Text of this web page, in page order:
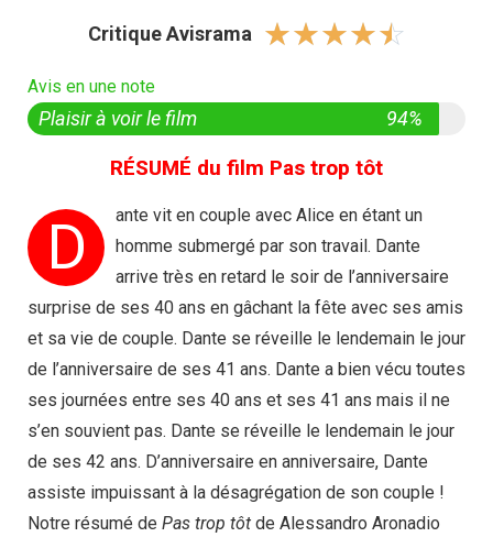
Critique Avisrama ☆☆☆☆☆
Avis en une note
Plaisir à voir le film 94%
RÉSUMÉ du film Pas trop tôt
D
ante vit en couple avec Alice en étant un
homme submergé par son travail. Dante
arrive très en retard le soir de l’anniversaire
surprise de ses 40 ans en gâchant la fête avec ses amis
et sa vie de couple. Dante se réveille le lendemain le jour
de l’anniversaire de ses 41 ans. Dante a bien vécu toutes
ses journées entre ses 40 ans et ses 41 ans mais il ne
s’en souvient pas. Dante se réveille le lendemain le jour
de ses 42 ans. D’anniversaire en anniversaire, Dante
assiste impuissant à la désagrégation de son couple !
Notre résumé de Pas trop tôt de Alessandro Aronadio